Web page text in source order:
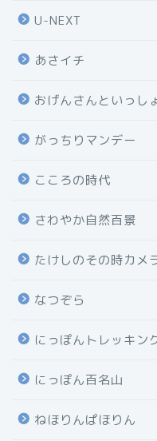
U-NEXT
あさイチ
おげんさんといっし
がっちりマンデー
こころの時代
さわやか自然百景
たけしのその時カメ
なつぞら
にっぽんトレッキン
にっぽん百名山
ねほりんぱほりん